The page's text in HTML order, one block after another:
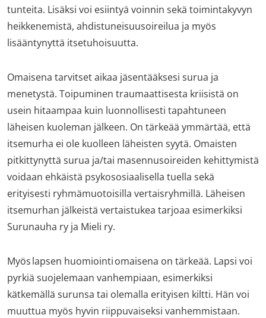
tunteita. Lisäksi voi esiintyä voinnin sekä toimintakyvyn
heikkenemistä, ahdistuneisuusoireilua ja myös
lisääntynyttä itsetuhoisuutta.
Omaisena tarvitset aikaa jäsentääksesi surua ja
menetystä. Toipuminen traumaattisesta kriisistä on
usein hitaampaa kuin luonnollisesti tapahtuneen
läheisen kuoleman jälkeen. On tärkeää ymmärtää, että
itsemurha ei ole kuolleen läheisten syytä. Omaisten
pitkittynyttä surua ja/tai masennusoireiden kehittymistä
voidaan ehkäistä psykososiaalisella tuella sekä
erityisesti ryhmämuotoisilla vertaisryhmillä. Läheisen
itsemurhan jälkeistä vertaistukea tarjoaa esimerkiksi
Surunauha ry ja Mieli ry.
Myös lapsen huomiointi omaisena on tärkeää. Lapsi voi
pyrkiä suojelemaan vanhempiaan, esimerkiksi
kätkemällä surunsa tai olemalla erityisen kiltti. Hän voi
muuttua myös hyvin riippuvaiseksi vanhemmistaan.